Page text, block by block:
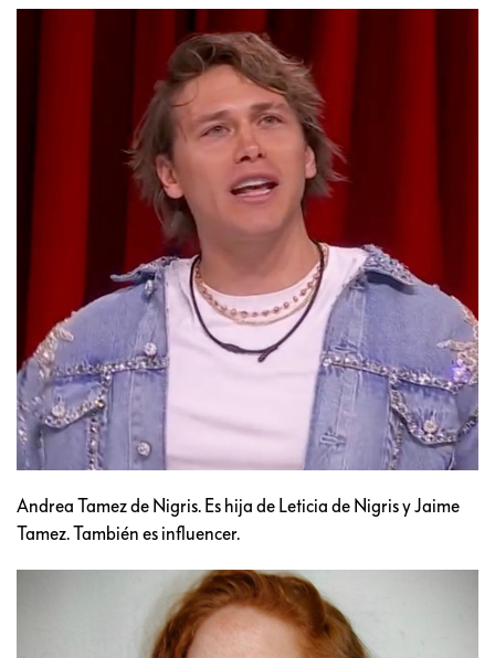
Andrea Tamez de Nigris. Es hija de Leticia de Nigris y Jaime
Tamez. También es influencer.